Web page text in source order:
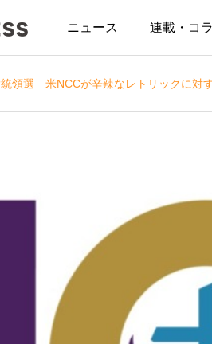
ニュース 連載・コ
領選 米NCCが辛辣なレトリックに対